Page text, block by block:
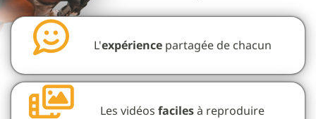
L'expériencepartagée de chacun
Les vidéosfacilesà reproduire